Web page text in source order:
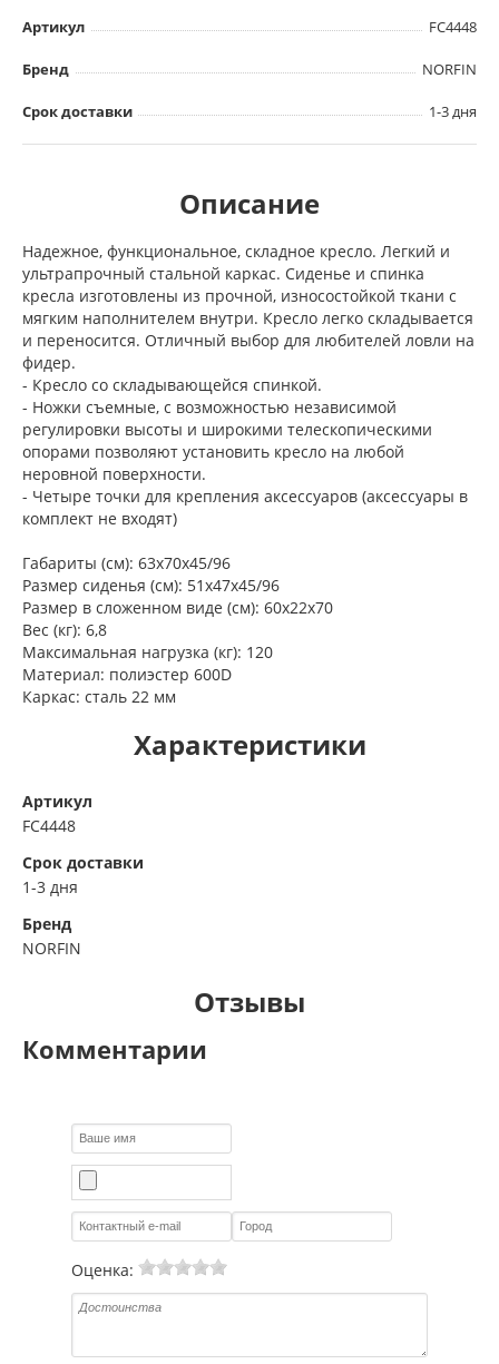
Артикул FC4448
Бренд NORFIN
Срок доставки 1-3 дня
Описание
Надежное, функциональное, складное кресло. Легкий и
ультрапрочный стальной каркас. Сиденье и спинка
кресла изготовлены из прочной, износостойкой ткани с
мягким наполнителем внутри. Кресло легко складывается
и переносится. Отличный выбор для любителей ловли на
фидер.
- Кресло со складывающейся спинкой.
- Ножки съемные, с возможностью независимой
регулировки высоты и широкими телескопическими
опорами позволяют установить кресло на любой
неровной поверхности.
- Четыре точки для крепления аксессуаров (аксессуары в
комплект не входят)
Габариты (см): 63х70х45/96
Размер сиденья (см): 51х47х45/96
Размер в сложенном виде (см): 60х22х70
Вес (кг): 6,8
Максимальная нагрузка (кг): 120
Материал: полиэстер 600D
Каркас: сталь 22 мм
Характеристики
Артикул
FC4448
Срок доставки
1-3 дня
Бренд
NORFIN
Отзывы
Комментарии
Оценка: